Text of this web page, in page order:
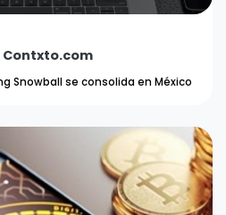
Contxto.com
Snowball se consolida en México